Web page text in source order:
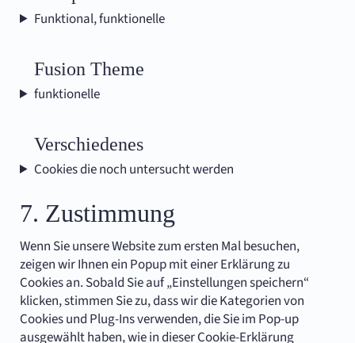
service
Funktional, funktionelle
to
service
Fusion Theme
funktionelle
to
service
theme
Verschiedenes
Cookies die noch untersucht werden
Consent
to
service
verschiedenes
7. Zustimmung
Wenn Sie unsere Website zum ersten Mal besuchen,
zeigen wir Ihnen ein Popup mit einer Erklärung zu
Cookies an. Sobald Sie auf „Einstellungen speichern“
klicken, stimmen Sie zu, dass wir die Kategorien von
Cookies und Plug-Ins verwenden, die Sie im Pop-up
ausgewählt haben, wie in dieser Cookie-Erklärung